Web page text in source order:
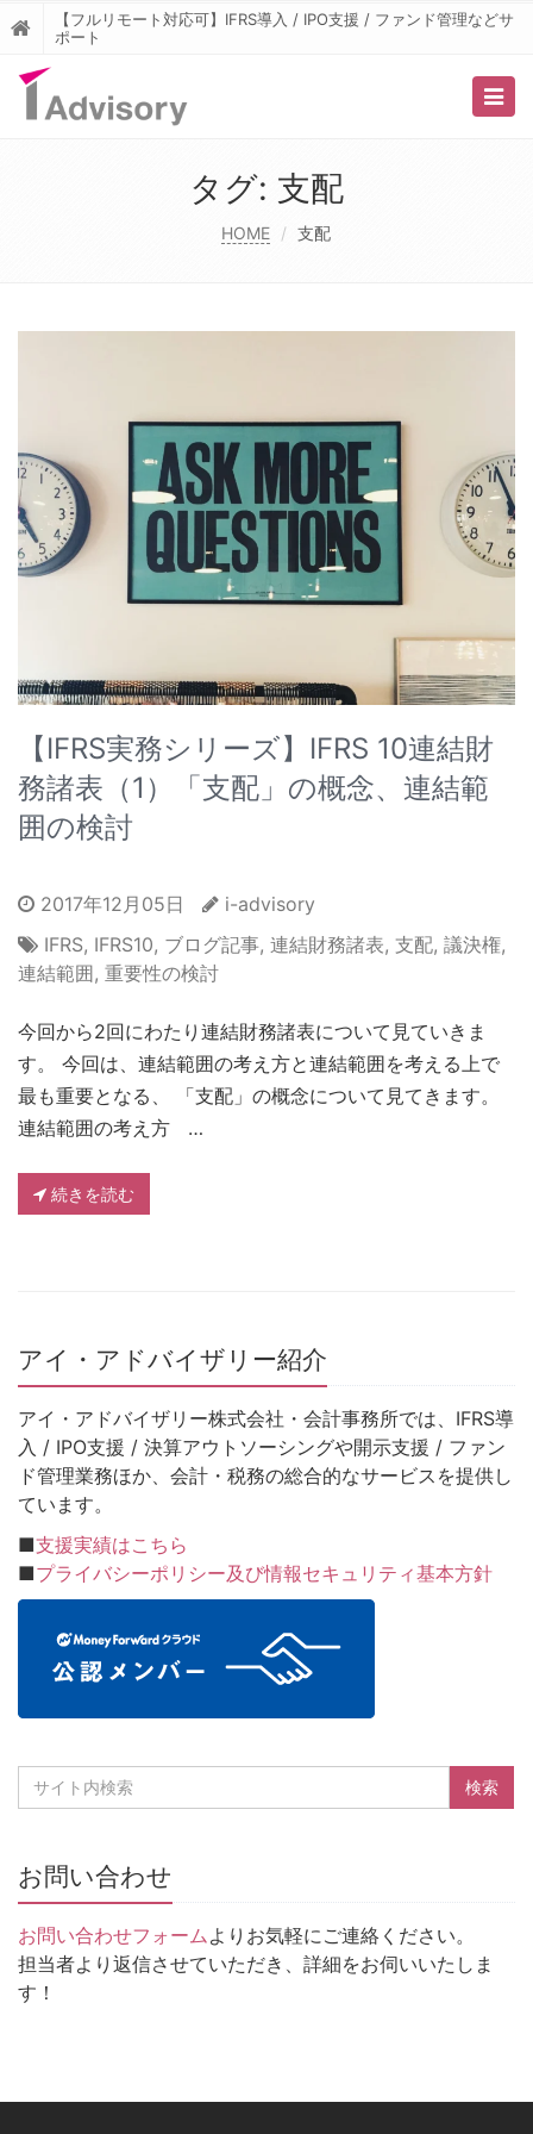
【フルリモート対応可】IFRS導入 / IPO支援 / ファンド管理などサ
ポート
タグ: 支配
HOME 支配
【IFRS実務シリーズ】IFRS 10連結財
務諸表（1）「支配」の概念、連結範
囲の検討
2017年12月05日
i-advisory
IFRS, IFRS10, ブログ記事, 連結財務諸表, 支配, 議決権,
連結範囲, 重要性の検討
今回から2回にわたり連結財務諸表について見ていきま
す。 今回は、連結範囲の考え方と連結範囲を考える上で
最も重要となる、 「支配」の概念について見てきます。
連結範囲の考え方 …
続きを読む
アイ・アドバイザリー紹介
アイ・アドバイザリー株式会社・会計事務所では、IFRS導
入 / IPO支援 / 決算アウトソーシングや開示支援 / ファン
ド管理業務ほか、会計・税務の総合的なサービスを提供し
ています。
■支援実績はこちら
■プライバシーポリシー及び情報セキュリティ基本方針
お問い合わせ
お問い合わせフォーム よりお気軽にご連絡ください。
担当者より返信させていただき、詳細をお伺いいたしま
す！